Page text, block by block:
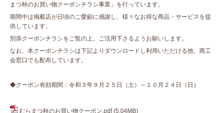
まつ秋のお買い物クーポンチラシ事業」を行っています。
期間中は掲載店が日頃のご愛顧に感謝し、様々なお得な商品・サービスを提
供しています。
別添クーポンチラシをご覧の上。ご活用下さるようお願いします。
なお、本クーポンチラシは下記よりダウンロードし利用いただける他、商工
会窓口でも配布しています。
◆クーポン有効期間：令和３年９月２５日（土）～１０月２４日（日）
むらまつ秋のお買い物クーポン.pdf (5.04MB)